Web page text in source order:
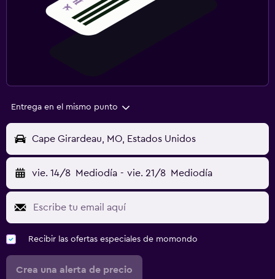
Entrega en el mismo punto
Cape Girardeau, MO, Estados Unidos
vie. 14/8 Mediodía - vie. 21/8 Mediodía
Recibir las ofertas especiales de momondo
Crea una alerta de precio